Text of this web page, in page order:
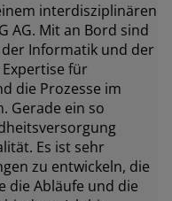
interdisziplinären
AG. Mit an Bord sind
der Informatik und der
für
die Prozesse im
Gerade ein so
Es ist sehr
zu entwickeln, die
die Abläufe und die